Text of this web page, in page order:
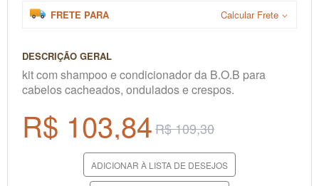
FRETE PARA Calcular Frete
DESCRIÇÃO GERAL
kit com shampoo e condicionador da B.O.B para
cabelos cacheados, ondulados e crespos.
R$ 103,84R$ 109,30
ADICIONAR À LISTA DE DESEJOS